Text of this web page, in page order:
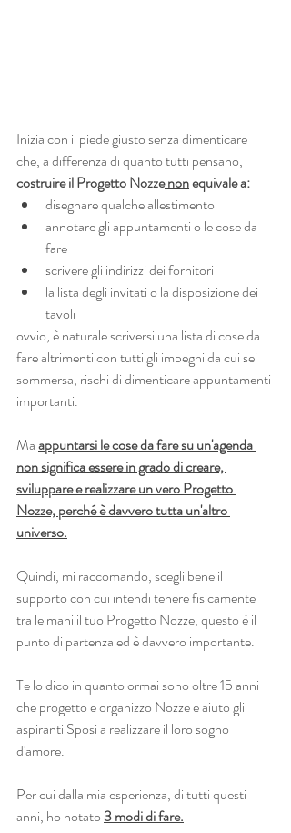
Inizia con il piede giusto senza dimenticare
che, a differenza di quanto tutti pensano,
costruire il Progetto Nozze non equivale a:
disegnare qualche allestimento
annotare gli appuntamenti o le cose da
fare
scrivere gli indirizzi dei fornitori
la lista degli invitati o la disposizione dei
tavoli
ovvio, è naturale scriversi una lista di cose da
fare altrimenti con tutti gli impegni da cui sei
sommersa, rischi di dimenticare appuntamenti
importanti.
Ma appuntarsi le cose da fare su un'agenda
non significa essere in grado di creare,
sviluppare e realizzare un vero Progetto
Nozze, perché è davvero tutta un'altro
universo.
Quindi, mi raccomando, scegli bene il
supporto con cui intendi tenere fisicamente
tra le mani il tuo Progetto Nozze, questo è il
punto di partenza ed è davvero importante.
Te lo dico in quanto ormai sono oltre 15 anni
che progetto e organizzo Nozze e aiuto gli
aspiranti Sposi a realizzare il loro sogno
d'amore.
Per cui dalla mia esperienza, di tutti questi
anni, ho notato 3 modi di fare.